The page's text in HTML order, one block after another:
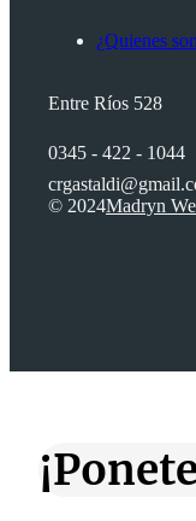
¿Quienes
Entre Ríos 528
0345 - 422 - 1044
© 2024Madryn